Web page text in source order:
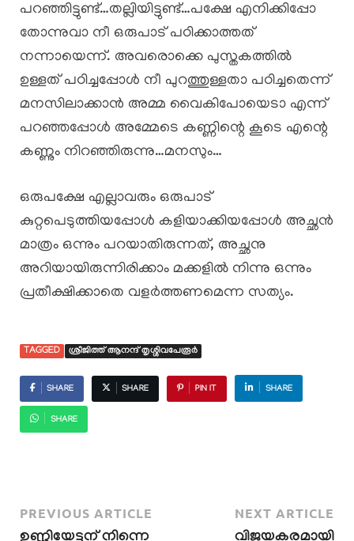
പറഞ്ഞിട്ടുണ്ട്…തല്ലിയിട്ടുണ്ട്…പക്ഷേ എനിക്കിപ്പോ
തോന്നുവാ നീ ഒരുപാട് പഠിക്കാത്തത്
നന്നായെന്ന്. അവരൊക്കെ പുസ്തകത്തിൽ
ഉള്ളത് പഠിച്ചപ്പോൾ നീ പുറത്തുള്ളതാ പഠിച്ചതെന്ന്
മനസിലാക്കാൻ അമ്മ വൈകിപോയെടാ എന്ന്
പറഞ്ഞപ്പോൾ അമ്മേടെ കണ്ണിന്റെ കൂടെ എന്റെ
കണ്ണും നിറഞ്ഞിരുന്നു…മനസും…
ഒരുപക്ഷേ എല്ലാവരും ഒരുപാട്
കുറ്റപെടുത്തിയപ്പോൾ കളിയാക്കിയപ്പോൾ അച്ഛൻ
മാത്രം ഒന്നും പറയാതിരുന്നത്, അച്ഛനു
അറിയായിരുന്നിരിക്കാം മക്കളിൽ നിന്നു ഒന്നും
പ്രതീക്ഷിക്കാതെ വളർത്തണമെന്ന സത്യം.
TAGGED ശ്രീജിത്ത്‌ ആനന്ദ് തൃശ്ശിവപേരൂർ
SHARE SHARE PIN IT SHARE
SHARE
PREVIOUS ARTICLE NEXT ARTICLE